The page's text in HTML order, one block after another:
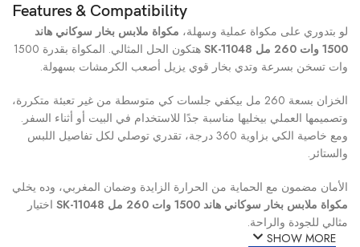
Features & Compatibility
لو بتدوري على مكواة عملية وسهلة، مكواة ملابس بخار سوكاني هاند
1500 وات 260 مل SK-11048
هتكون الحل المثالي. المكواة بقدرة 1500
وات تسخن بسرعة وتدي بخار قوي يزيل أصعب الكرمشات بسهولة.
الخزان بسعة 260 مل بيكفي جلسات كي متوسطة من غير تعبئة متكررة،
وتصميمها العملي بيخليها مناسبة جدًا للاستخدام في البيت أو أثناء السفر.
ومع خاصية الكي بزاوية 360 درجة، تقدري توصلي لكل تفاصيل اللبس
والستائر.
الأمان مضمون مع الحماية من الحرارة الزايدة وضمان المغربي، وده يخلي
مكواة ملابس بخار سوكاني هاند 1500 وات 260 مل SK-11048
اختيار
مثالي للجودة والراحة.
SHOW MORE